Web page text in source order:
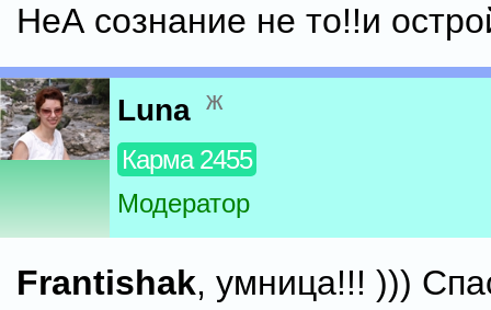
НеА сознание не то!!и
Luna ж
Карма 2455
Модератор
Frantishak, умница!!! )))